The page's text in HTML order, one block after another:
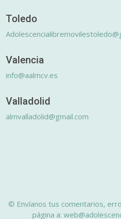
Toledo
Valencia
info@aalmcv.es
Valladolid
almvalladolid@gmail.com
© Envíanos tus comentarios,
página a: